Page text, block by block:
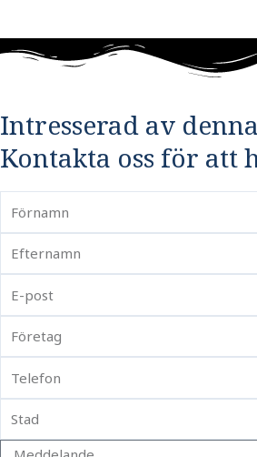
Intresserad av
Kontakta oss för att